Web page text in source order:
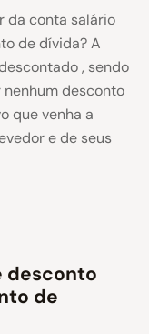
da conta salário
de dívida? A
, sendo
desconto
que venha a
e de seus
desconto
de